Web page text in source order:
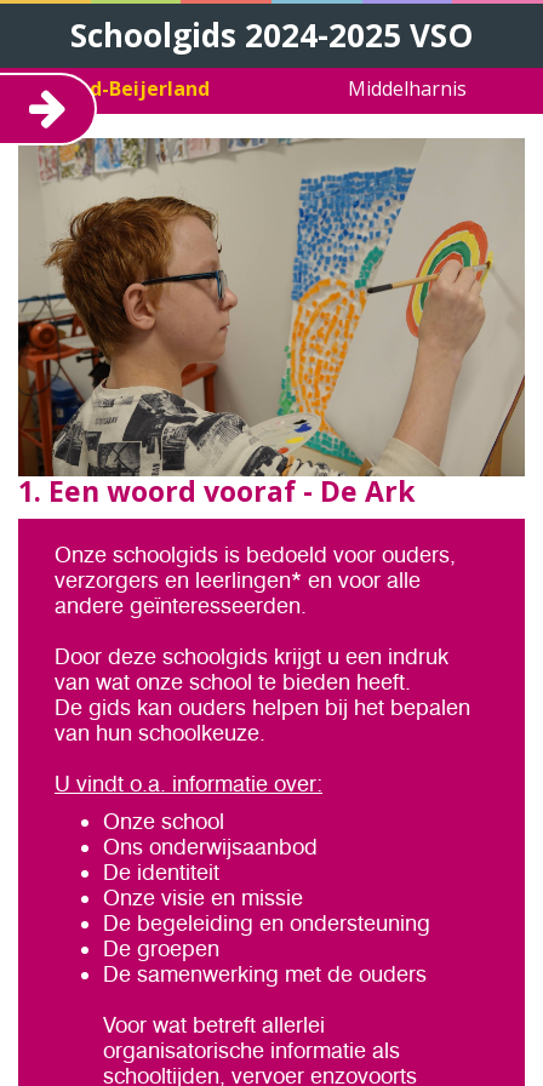
Schoolgids 2024-2025 VSO
Oud-Beijerland Middelharnis
1. Een woord vooraf - De Ark
Onze schoolgids is bedoeld voor ouders,
verzorgers en leerlingen* en voor alle
andere geïnteresseerden.
Door deze schoolgids krijgt u een indruk
van wat onze school te bieden heeft.
De gids kan ouders helpen bij het bepalen
van hun schoolkeuze.
U vindt o.a. informatie over:
Onze school
Ons onderwijsaanbod
De identiteit
Onze visie en missie
De begeleiding en ondersteuning
De groepen
De samenwerking met de ouders
Voor wat betreft allerlei
organisatorische informatie als
schooltijden, vervoer enzovoorts